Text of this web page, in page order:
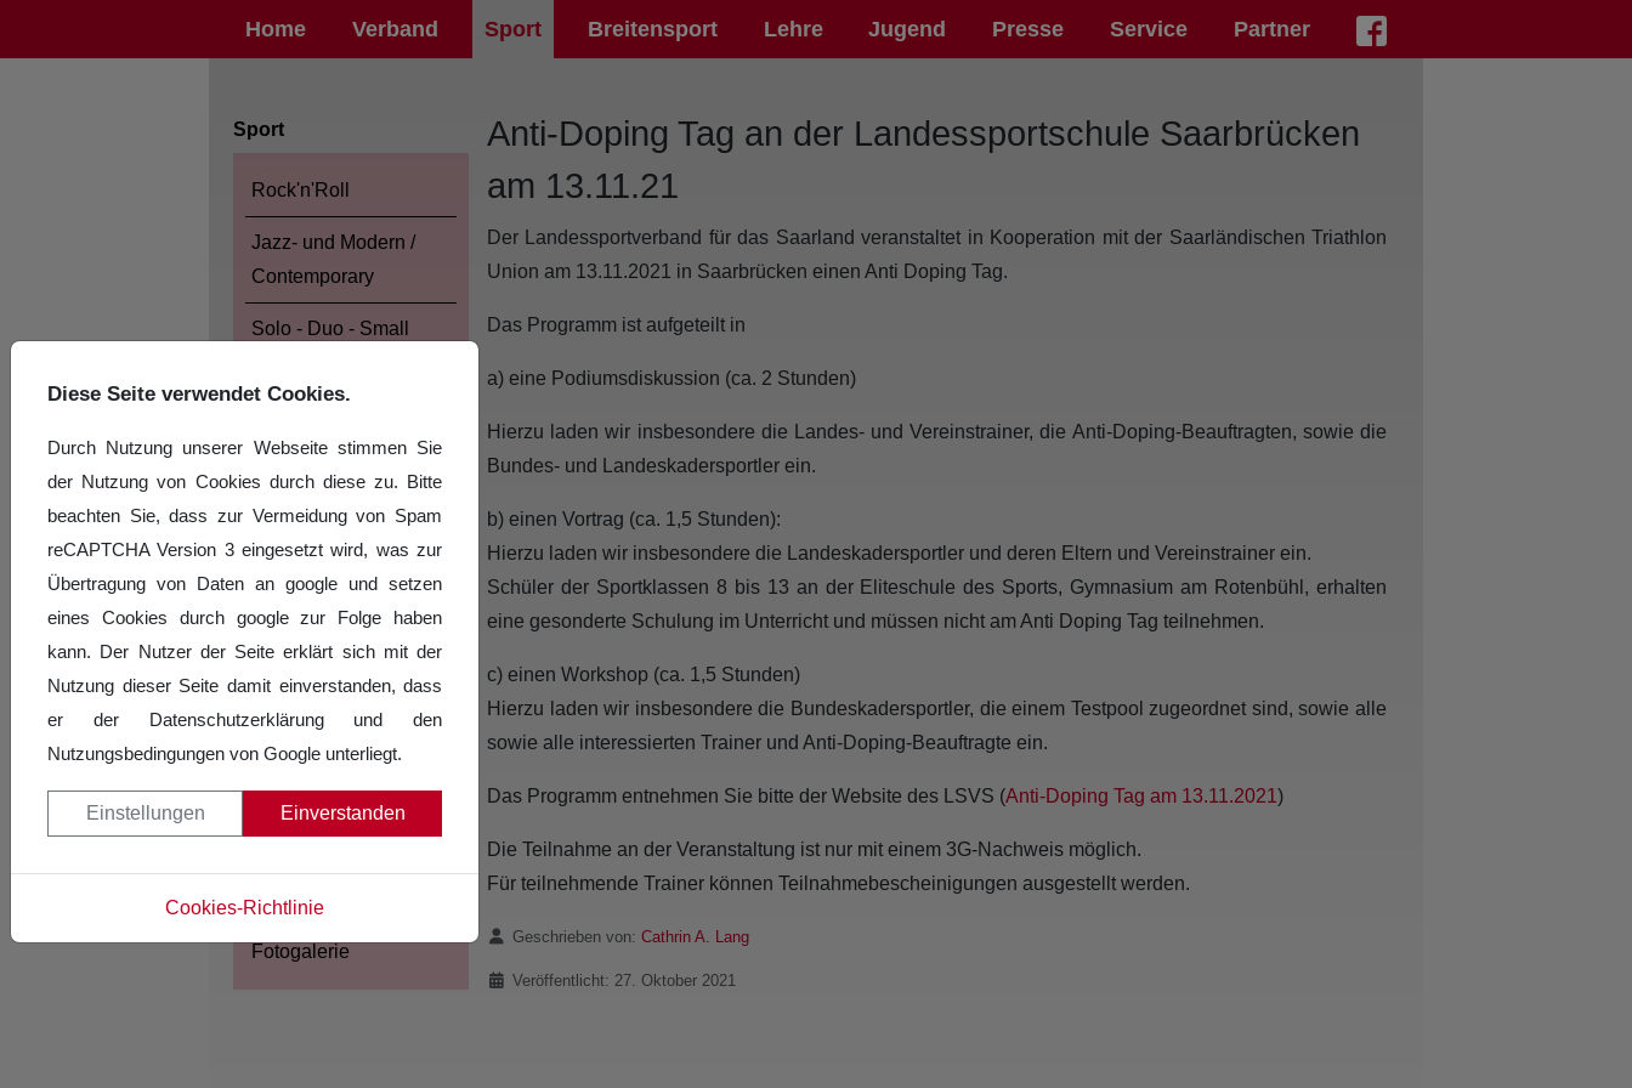
Home Verband Sport Breitensport Lehre Jugend Presse Service Partner
Sport
Rock'n'Roll
Jazz- und Modern /
Contemporary
Solo - Duo - Small
Standard
Landeskader
Kaderrichtlinien
Kaderausschuss
Kaderpaare Latein
Kaderpaare Standard
Kader Breaking
Turnierergebnisse
Fotogalerie
Anti-Doping Tag an der Landessportschule Saarbrücken
am 13.11.21
Der Landessportverband für das Saarland veranstaltet in Kooperation mit der Saarländischen Triathlon
Union am 13.11.2021 in Saarbrücken einen Anti Doping Tag.
Das Programm ist aufgeteilt in
a) eine Podiumsdiskussion (ca. 2 Stunden)
Hierzu laden wir insbesondere die Landes- und Vereinstrainer, die Anti-Doping-Beauftragten, sowie die
Bundes- und Landeskadersportler ein.
b) einen Vortrag (ca. 1,5 Stunden):
Hierzu laden wir insbesondere die Landeskadersportler und deren Eltern und Vereinstrainer ein.
Schüler der Sportklassen 8 bis 13 an der Eliteschule des Sports, Gymnasium am Rotenbühl, erhalten
eine gesonderte Schulung im Unterricht und müssen nicht am Anti Doping Tag teilnehmen.
c) einen Workshop (ca. 1,5 Stunden)
Hierzu laden wir insbesondere die Bundeskadersportler, die einem Testpool zugeordnet sind, sowie alle
sowie alle interessierten Trainer und Anti-Doping-Beauftragte ein.
Das Programm entnehmen Sie bitte der Website des LSVS (Anti-Doping Tag am 13.11.2021 )
Die Teilnahme an der Veranstaltung ist nur mit einem 3G-Nachweis möglich.
Für teilnehmende Trainer können Teilnahmebescheinigungen ausgestellt werden.
DetailsGeschrieben von: Cathrin A. Lang
Veröffentlicht: 27. Oktober 2021
Diese Seite verwendet Cookies.
Durch Nutzung unserer Webseite stimmen Sie
der Nutzung von Cookies durch diese zu. Bitte
beachten Sie, dass zur Vermeidung von Spam
reCAPTCHA Version 3 eingesetzt wird, was zur
Übertragung von Daten an google und setzen
eines Cookies durch google zur Folge haben
kann. Der Nutzer der Seite erklärt sich mit der
Nutzung dieser Seite damit einverstanden, dass
er der Datenschutzerklärung und den
Nutzungsbedingungen von Google unterliegt.
Einstellungen Einverstanden
Cookies-Richtlinie